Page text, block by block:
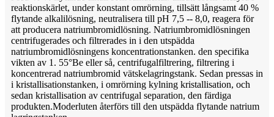
reaktionskärlet, under konstant omrörning, tillsätt långsamt 40 %
flytande alkalilösning, neutralisera till pH 7,5 -- 8,0, reagera för
att producera natriumbromidlösning. Natriumbromidlösningen
centrifugerades och filtrerades in i den utspädda
natriumbromidlösningens koncentrationstanken. den specifika
vikten av 1. 55°Be eller så, centrifugalfiltrering, filtrering i
koncentrerad natriumbromid vätskelagringstank. Sedan pressas in
i kristallisationstanken, i omrörning kylning kristallisation, och
sedan kristallisation av centrifugal separation, den färdiga
produkten.Moderluten återförs till den utspädda flytande natrium